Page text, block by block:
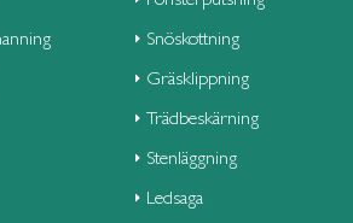
Snöskottning
Gräsklippning
Trädbeskärning
Stenläggning
Ledsaga